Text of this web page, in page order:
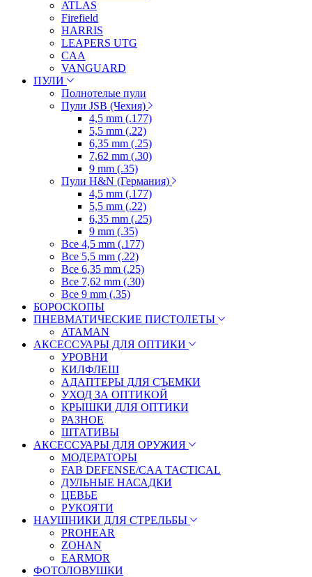
ATLAS
Firefield
HARRIS
LEAPERS UTG
CAA
VANGUARD
ПУЛИ
Полнотелые пули
Пули JSB (Чехия)
4,5 mm (.177)
5,5 mm (.22)
6,35 mm (.25)
7,62 mm (.30)
9 mm (.35)
Пули H&N (Германия)
4,5 mm (.177)
5,5 mm (.22)
6,35 mm (.25)
9 mm (.35)
Все 4,5 mm (.177)
Все 5,5 mm (.22)
Все 6,35 mm (.25)
Все 7,62 mm (.30)
Все 9 mm (.35)
БОРОСКОПЫ
ПНЕВМАТИЧЕСКИЕ ПИСТОЛЕТЫ
ATAMAN
АКСЕССУАРЫ ДЛЯ ОПТИКИ
УРОВНИ
КИЛФЛЕШ
АДАПТЕРЫ ДЛЯ СЪЕМКИ
УХОД ЗА ОПТИКОЙ
КРЫШКИ ДЛЯ ОПТИКИ
РАЗНОЕ
ШТАТИВЫ
АКСЕССУАРЫ ДЛЯ ОРУЖИЯ
МОДЕРАТОРЫ
FAB DEFENSE/CAA TACTICAL
ДУЛЬНЫЕ НАСАДКИ
ЦЕВЬЕ
РУКОЯТИ
НАУШНИКИ ДЛЯ СТРЕЛЬБЫ
PROHEAR
ZOHAN
EARMOR
ФОТОЛОВУШКИ